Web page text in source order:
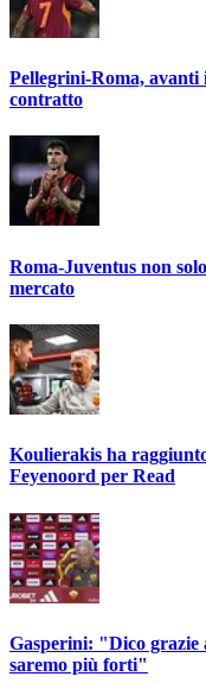
Pellegrini-Roma, avanti
contratto
Roma-Juventus non
mercato
Koulierakis ha
Feyenoord per Read
Gasperini: "Dico grazie
saremo più forti"